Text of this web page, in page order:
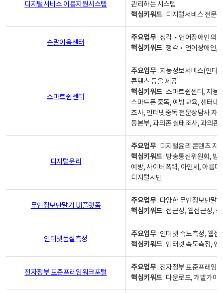
디지털서비스 이용지원시스템
관리하는 시스템
핵심키워드: 디지털서비스 전문
손말이음센터
주요업무: 청각‧언어장애인의
핵심키워드: 청각‧언어장애인,
스마트쉼센터
주요업무: 지능정보서비스(인터
콘텐츠 등을 제공
핵심키워드: 스마트쉼센터, 지능
스마트폰 중독, 예방교육, 센터내
조사, 인터넷중독 전문상담사 자
동본부, 과의존 실태조사, 과의존
디지털윤리
주요업무: 디지털윤리 콘텐츠 지
핵심키워드: 방송통신위원회, 방
예방, 사이버폭력, 아인세, 아름
디지털시민
무인정보단말기 UI플랫폼
주요업무: 다양한 무인정보단말
핵심키워드: 접근성, 웹접근성,
인터넷품질측정
주요업무: 인터넷 속도측정, 웹접
핵심키워드: 인터넷 속도측정, 인
전자정부 표준프레임워크포털
주요업무: 전자정부 표준프레임
핵심키워드: 다운로드, 개발가이